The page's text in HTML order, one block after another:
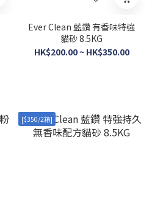
Ever Clean 藍鑽 有香味特強
貓砂 8.5KG
HK$200.00 ~ HK$350.00
[$350/2箱]